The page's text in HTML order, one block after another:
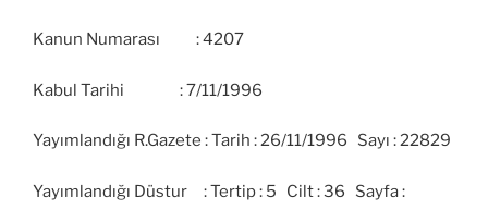
Kanun Numarası : 4207
Kabul Tarihi : 7/11/1996
Yayımlandığı R.Gazete : Tarih : 26/11/1996 Sayı : 22829
Yayımlandığı Düstur : Tertip : 5 Cilt : 36 Sayfa :